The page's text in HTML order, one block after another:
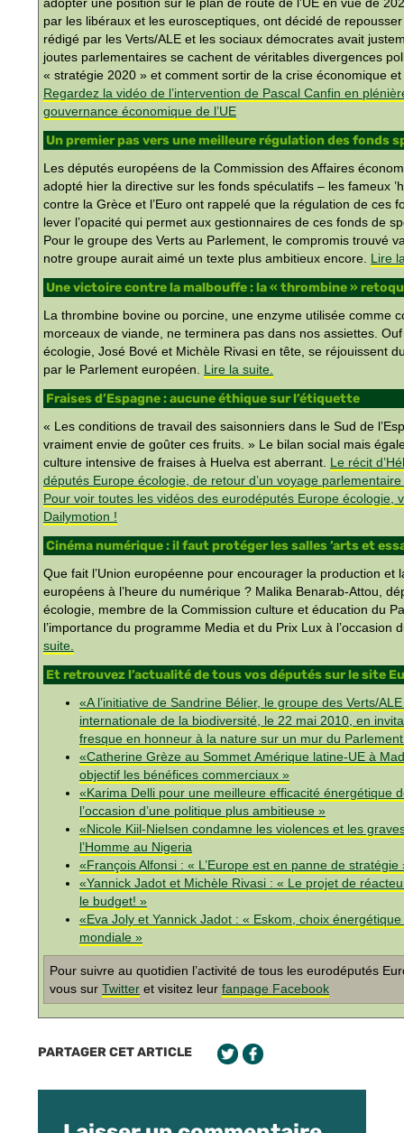
par les libéraux et les eurosceptiques, ont décidé de
rédigé par les Verts/ALE et les sociaux démocrates avait
joutes parlementaires se cachent de véritables divergences
« stratégie 2020 » et comment sortir de la crise économique
Regardez la vidéo de l’intervention de Pascal Canfin en
gouvernance économique de l’UE
Un premier pas vers une meilleure régulation des fonds
Les députés européens de la Commission des Affaires
adopté hier la directive sur les fonds spéculatifs – les fameux
contre la Grèce et l’Euro ont rappelé que la régulation de ces
lever l’opacité qui permet aux gestionnaires de ces fonds de
Pour le groupe des Verts au Parlement, le compromis trouvé
notre groupe aurait aimé un texte plus ambitieux encore. Lire
Une victoire contre la malbouffe : la « thrombine »
La thrombine bovine ou porcine, une enzyme utilisée comme
morceaux de viande, ne terminera pas dans nos assiettes.
écologie, José Bové et Michèle Rivasi en tête, se réjouissent
par le Parlement européen. Lire la suite.
Fraises d’Espagne : aucune éthique sur l’étiquette
« Les conditions de travail des saisonniers dans le Sud de
vraiment envie de goûter ces fruits. » Le bilan social mais
culture intensive de fraises à Huelva est aberrant. Le récit
députés Europe écologie, de retour d’un voyage
Pour voir toutes les vidéos des eurodéputés Europe écologie,
Dailymotion !
Cinéma numérique : il faut protéger les salles ’arts et
Que fait l’Union européenne pour encourager la production et
européens à l’heure du numérique ? Malika Benarab-Attou,
écologie, membre de la Commission culture et éducation du
l’importance du programme Media et du Prix Lux à l’occasion
suite.
Et retrouvez l’actualité de tous vos députés sur le site
«A l’initiative de Sandrine Bélier, le groupe des Verts/
internationale de la biodiversité, le 22 mai 2010, en
fresque en honneur à la nature sur un mur du
«Catherine Grèze au Sommet Amérique latine-UE à
objectif les bénéfices commerciaux »
«Karima Delli pour une meilleure efficacité énergétique
l’occasion d’une politique plus ambitieuse »
«Nicole Kiil-Nielsen condamne les violences et les
l’Homme au Nigeria
«François Alfonsi : « L’Europe est en panne de stratégie
«Yannick Jadot et Michèle Rivasi : « Le projet de
le budget! »
«Eva Joly et Yannick Jadot : « Eskom, choix
mondiale »
Pour suivre au quotidien l’activité de tous les eurodéputés
vous sur Twitter et visitez leur fanpage Facebook
PARTAGER CET ARTICLE